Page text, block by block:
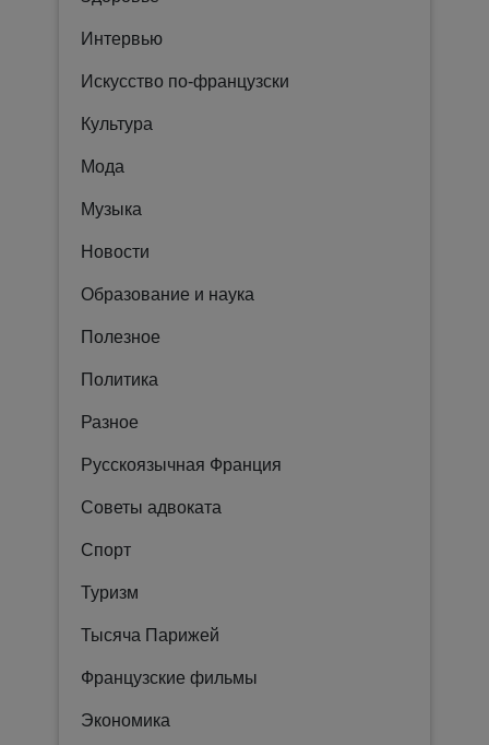
Интервью
Искусство по-французски
Культура
Мода
Музыка
Новости
Образование и наука
Полезное
Политика
Разное
Русскоязычная Франция
Советы адвоката
Спорт
Туризм
Тысяча Парижей
Французские фильмы
Экономика